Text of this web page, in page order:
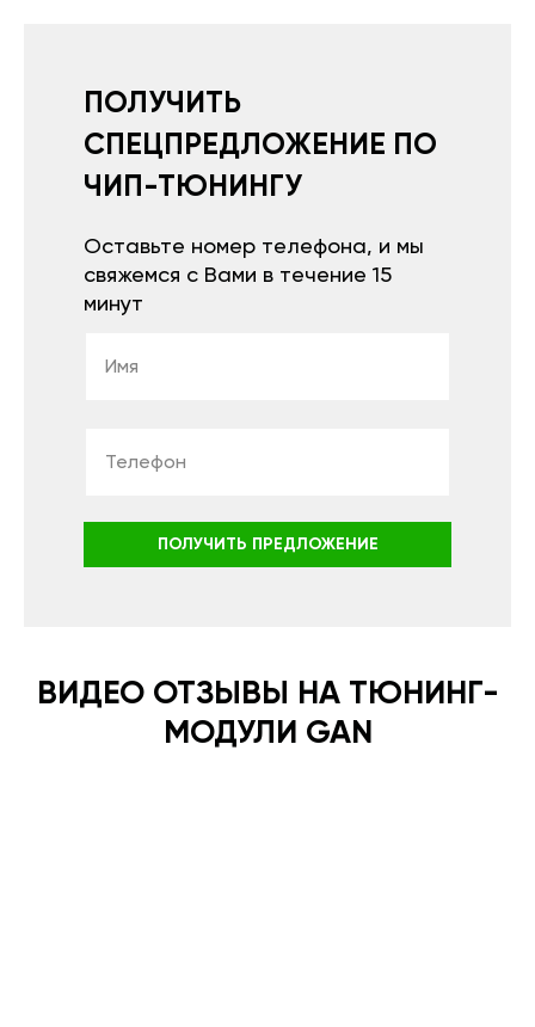
ПОЛУЧИТЬ
СПЕЦПРЕДЛОЖЕНИЕ ПО
ЧИП-ТЮНИНГУ
Оставьте номер телефона, и мы
свяжемся с Вами в течение 15
минут
ПОЛУЧИТЬ ПРЕДЛОЖЕНИЕ
ВИДЕО ОТЗЫВЫ НА ТЮНИНГ-
МОДУЛИ GAN